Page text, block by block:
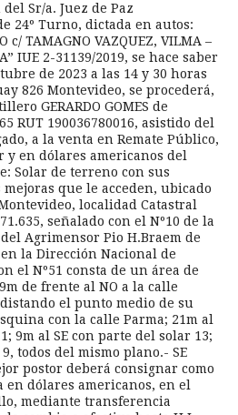
Sr/a. Juez de Paz
24º Turno, dictada en autos:
c/ TAMAGNO VAZQUEZ, VILMA –
IUE 2-31139/2019, se hace saber
de 2023 a las 14 y 30 horas
826 Montevideo, se procederá,
GERARDO GOMES de
RUT 190036780016, asistido del
a la venta en Remate Público,
y en dólares americanos del
Solar de terreno con sus
que le acceden, ubicado
localidad Catastral
señalado con el Nº10 de la
Agrimensor Pio H.Braem de
la Dirección Nacional de
el Nº51 consta de un área de
de frente al NO a la calle
el punto medio de su
con la calle Parma; 21m al
9m al SE con parte del solar 13;
todos del mismo plano.- SE
postor deberá consignar como
en dólares americanos, en el
mediante transferencia